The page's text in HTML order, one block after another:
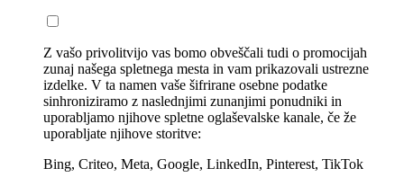
Z vašo privolitvijo vas bomo obveščali tudi o promocijah
zunaj našega spletnega mesta in vam prikazovali ustrezne
izdelke. V ta namen vaše šifrirane osebne podatke
sinhroniziramo z naslednjimi zunanjimi ponudniki in
uporabljamo njihove spletne oglaševalske kanale, če že
uporabljate njihove storitve:
Bing, Criteo, Meta, Google, LinkedIn, Pinterest, TikTok